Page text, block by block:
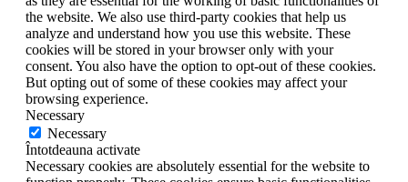
the website. We also use third-party cookies that help us
analyze and understand how you use this website. These
cookies will be stored in your browser only with your
consent. You also have the option to opt-out of these cookies.
But opting out of some of these cookies may affect your
browsing experience.
Necessary
Necessary
Întotdeauna activate
Necessary cookies are absolutely essential for the website to